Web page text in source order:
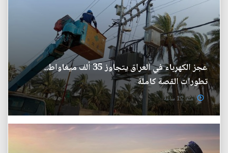
عجز الكهرباء في العراق يتجاوز 35 ألف ميغاواط..
تطورات القصة كاملة
منذ 12 ساعة